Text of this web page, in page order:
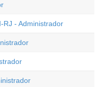
RJ - Administrador